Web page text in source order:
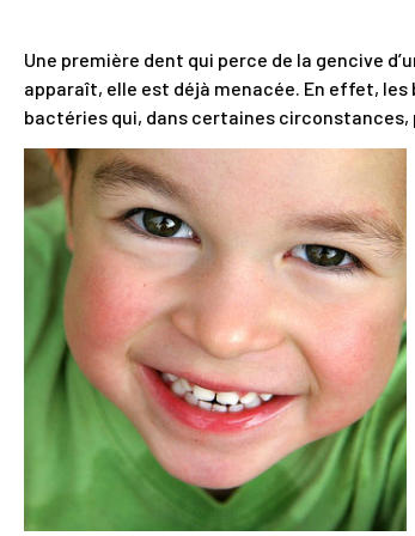
Une première dent qui perce de la gencive
apparaît, elle est déjà menacée. En effet,
bactéries qui, dans certaines